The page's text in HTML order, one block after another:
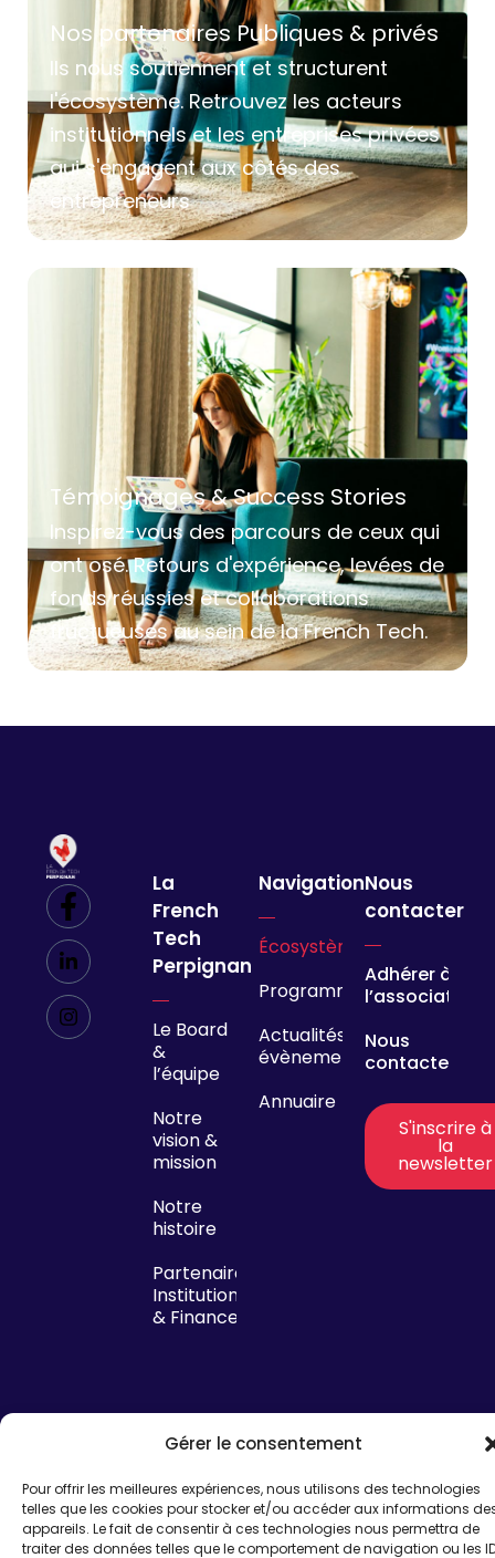
Gérer le consentement
Pour offrir les meilleures expériences, nous utilisons des technologies
telles que les cookies pour stocker et/ou accéder aux informations
appareils. Le fait de consentir à ces technologies nous permettra de
traiter des données telles que le comportement de navigation ou les
Nos partenaires Publiques & privés
Ils nous soutiennent et structurent
l'écosystème. Retrouvez les acteurs
institutionnels et les entreprises privées
qui s'engagent aux côtés des
entrepreneurs
Témoignages & Success Stories
Inspirez-vous des parcours de ceux qui
ont osé. Retours d'expérience, levées de
fonds réussies et collaborations
fructueuses au sein de la French Tech.
La
French
Tech
Perpignan
Le Board
&
l’équipe
Notre
vision &
mission
Notre
histoire
Partenaires
Institutionnels
& Financeurs
Navigation
Écosystème
Programmes
Actualités &
évènements
Annuaire
Nous
contacter
Adhérer à
l’association
Nous
contacter
S'inscrire à
la
newsletter
© French Tech
Perpignan – Site
réalisé parI SEE U
Politique de confidentialité